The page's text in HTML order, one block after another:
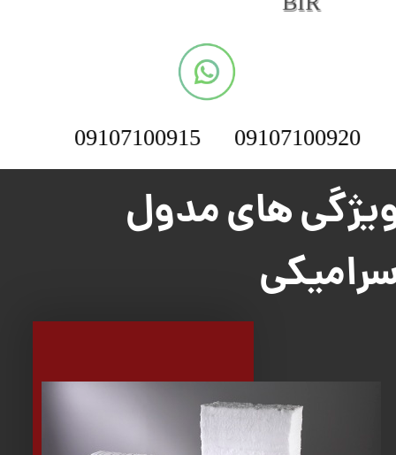
09107100915 09107100920
های مدول